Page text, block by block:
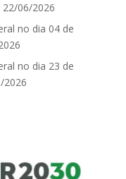
22/06/2026
no dia 04 de
no dia 23 de
2026